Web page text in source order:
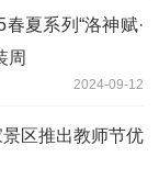
夏系列“洛神赋·
周
2024-09-12
区推出教师节优